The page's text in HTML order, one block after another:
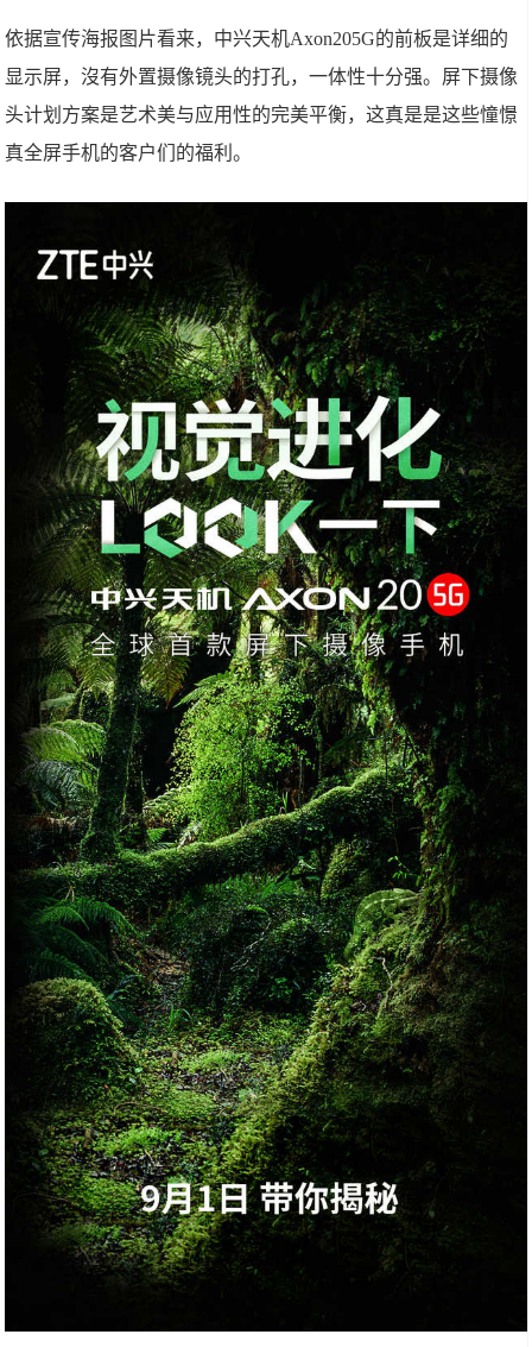
依据宣传海报图片看来，中兴天机Axon205G的前板是详细的
显示屏，沒有外置摄像镜头的打孔，一体性十分强。屏下摄像
头计划方案是艺术美与应用性的完美平衡，这真是是这些憧憬
真全屏手机的客户们的福利。